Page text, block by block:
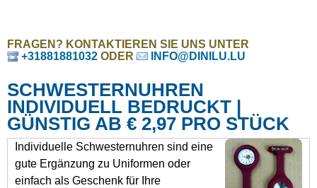
FRAGEN? KONTAKTIEREN SIE UNS UNTER
+31881881032 ODER INFO@DINILU.LU
SCHWESTERNUHREN
INDIVIDUELL BEDRUCKT |
GÜNSTIG AB € 2,97 PRO STÜCK
Individuelle Schwesternuhren sind eine
gute Ergänzung zu Uniformen oder
einfach als Geschenk für Ihre